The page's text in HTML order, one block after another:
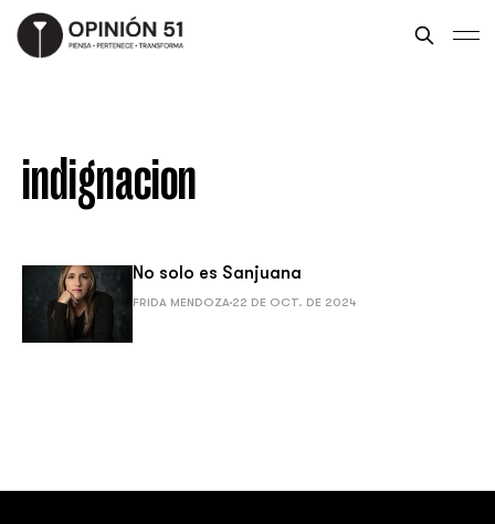
indignacion
No solo es Sanjuana
FRIDA MENDOZA 22 DE OCT. DE 2024